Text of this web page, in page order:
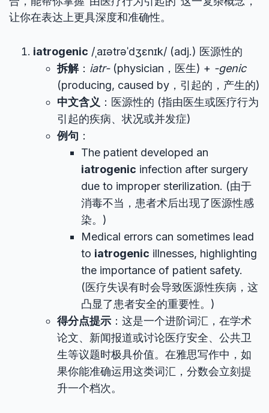
让你在表达上更具深度和准确性。
iatrogenic /ˌaɪətrəˈdʒɛnɪk/ (adj.) 医源性的
拆解： iatr-(physician，医生) + -genic
(producing, caused by，引起的，产生的)
中文含义 ：医源性的 (指由医生或医疗行为
引起的疾病、状况或并发症)
例句 ：
The patient developed an
iatrogenic infection after surgery
due to improper sterilization. (由于
消毒不当，患者术后出现了医源性感
染。)
Medical errors can sometimes lead
to iatrogenic illnesses, highlighting
the importance of patient safety.
(医疗失误有时会导致医源性疾病，这
凸显了患者安全的重要性。)
得分点提示 ：这是一个进阶词汇，在学术
论文、新闻报道或讨论医疗安全、公共卫
生等议题时极具价值。在雅思写作中，如
果你能准确运用这类词汇，分数会立刻提
升一个档次。